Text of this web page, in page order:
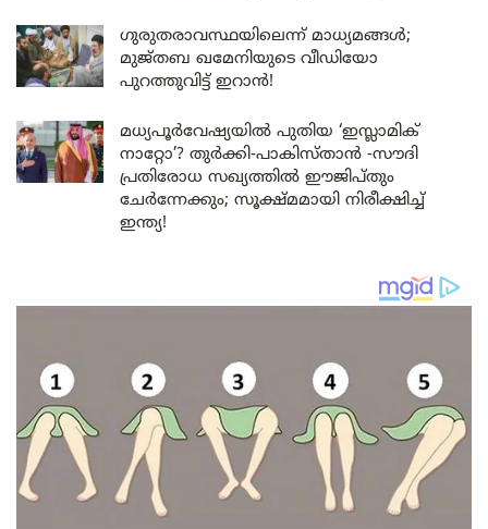
ഗുരുതരാവസ്ഥയിലെന്ന് മാധ്യമങ്ങൾ;
മുജ്തബ ഖമേനിയുടെ വീഡിയോ
പുറത്തുവിട്ട് ഇറാൻ!
മധ്യപൂർവേഷ്യയിൽ പുതിയ ‘ഇസ്ലാമിക്
നാറ്റോ’? തുർക്കി-പാകിസ്താൻ -സൗദി
പ്രതിരോധ സഖ്യത്തിൽ ഈജിപ്തും
ചേർന്നേക്കും; സൂക്ഷ്മമായി നിരീക്ഷിച്ച്
ഇന്ത്യ!